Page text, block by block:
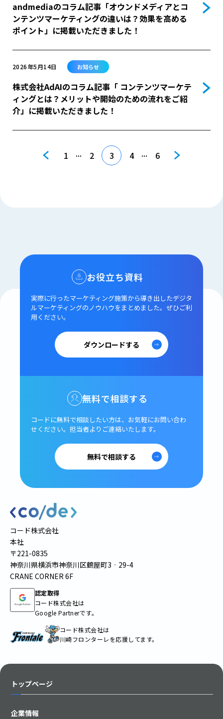
andmediaのコラム記事「オウンドメディアとコ
ンテンツマーケティングの違いは？効果を高める
ポイント」に掲載いただきました！
2026年5月14日 お知らせ
株式会社AdAIのコラム記事「 コンテンツマーケテ
ィングとは？メリットや開始のための流れをご紹
介」に掲載いただきました！
1 ... 2 3 4 ... 6
お役立ち資料
実際に行ったマーケティング施策から導き出したデジタ
ルマーケティングのノウハウをまとめました。 ぜひご利
用ください。
ダウンロードする
無料で相談する
コードに無料で相談したい方は、 お気軽にお問い合わ
せください。 担当者よりご連絡いたします。
無料で相談する
コード株式会社
本社
〒221-0835
神奈川県横浜市神奈川区鶴屋町3‐29-4
CRANE CORNER 6F
認定取得
コード株式会社は
Google Partnerです。
コード株式会社は
川崎フロンターレを応援してます。
トップページ
企業情報